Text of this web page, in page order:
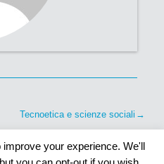
Tecnoetica e scienze sociali
your experience. We'll